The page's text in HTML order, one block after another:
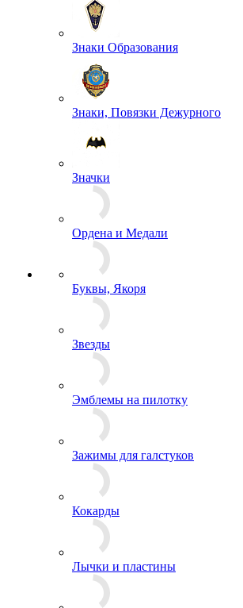
Знаки Классности
Знаки Образования
Знаки, Повязки Дежурного
Значки
Ордена и Медали
Буквы, Якоря
Звезды
Эмблемы на пилотку
Зажимы для галстуков
Кокарды